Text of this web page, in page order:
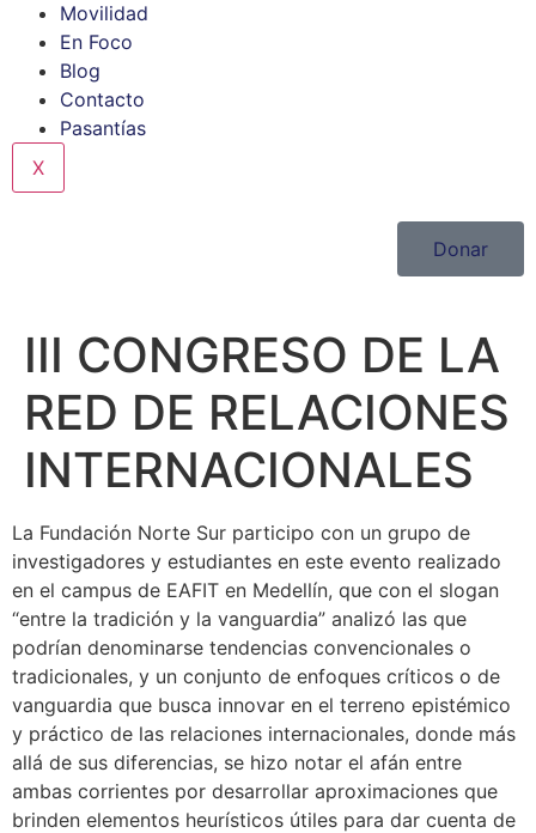
Movilidad
En Foco
Blog
Contacto
Pasantías
X
Donar
III CONGRESO DE LA
RED DE RELACIONES
INTERNACIONALES
La Fundación Norte Sur participo con un grupo de
investigadores y estudiantes en este evento realizado
en el campus de EAFIT en Medellín, que con el slogan
“entre la tradición y la vanguardia” analizó las que
podrían denominarse tendencias convencionales o
tradicionales, y un conjunto de enfoques críticos o de
vanguardia que busca innovar en el terreno epistémico
y práctico de las relaciones internacionales, donde más
allá de sus diferencias, se hizo notar el afán entre
ambas corrientes por desarrollar aproximaciones que
brinden elementos heurísticos útiles para dar cuenta de